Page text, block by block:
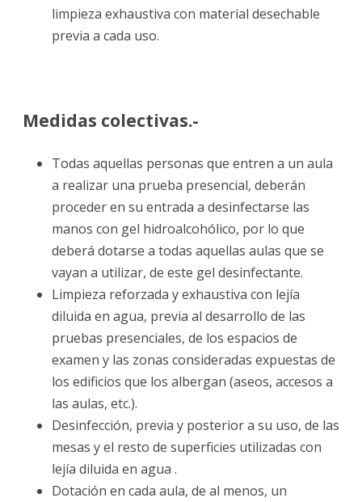
limpieza exhaustiva con material desechable
previa a cada uso.
Medidas colectivas.-
Todas aquellas personas que entren a un aula
a realizar una prueba presencial, deberán
proceder en su entrada a desinfectarse las
manos con gel hidroalcohólico, por lo que
deberá dotarse a todas aquellas aulas que se
vayan a utilizar, de este gel desinfectante.
Limpieza reforzada y exhaustiva con lejía
diluida en agua, previa al desarrollo de las
pruebas presenciales, de los espacios de
examen y las zonas consideradas expuestas de
los edificios que los albergan (aseos, accesos a
las aulas, etc.).
Desinfección, previa y posterior a su uso, de las
mesas y el resto de superficies utilizadas con
lejía diluida en agua .
Dotación en cada aula, de al menos, un